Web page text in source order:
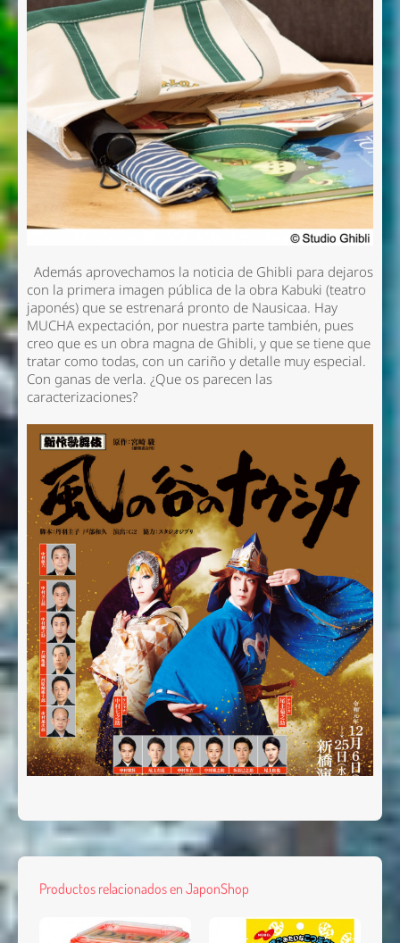
Además aprovechamos la noticia de Ghibli para dejaros
con la primera imagen pública de la obra Kabuki (teatro
japonés) que se estrenará pronto de Nausicaa. Hay
MUCHA expectación, por nuestra parte también, pues
creo que es un obra magna de Ghibli, y que se tiene que
tratar como todas, con un cariño y detalle muy especial.
Con ganas de verla. ¿Que os parecen las
caracterizaciones?
Productos relacionados en JaponShop